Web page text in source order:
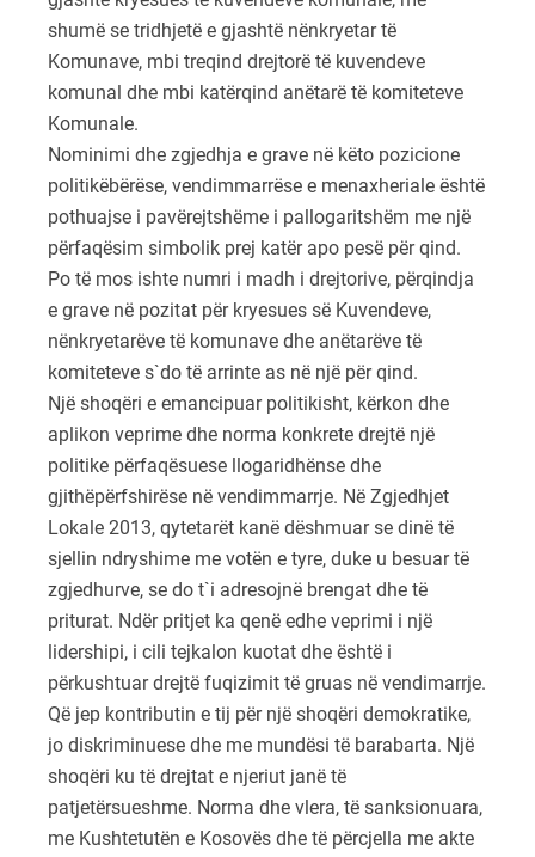
shumë se tridhjetë e gjashtë nënkryetar të
Komunave, mbi treqind drejtorë të kuvendeve
komunal dhe mbi katërqind anëtarë të komiteteve
Komunale.
Nominimi dhe zgjedhja e grave në këto pozicione
politikëbërëse, vendimmarrëse e menaxheriale është
pothuajse i pavërejtshëme i pallogaritshëm me një
përfaqësim simbolik prej katër apo pesë për qind.
Po të mos ishte numri i madh i drejtorive, përqindja
e grave në pozitat për kryesues së Kuvendeve,
nënkryetarëve të komunave dhe anëtarëve të
komiteteve s`do të arrinte as në një për qind.
Një shoqëri e emancipuar politikisht, kërkon dhe
aplikon veprime dhe norma konkrete drejtë një
politike përfaqësuese llogaridhënse dhe
gjithëpërfshirëse në vendimmarrje. Në Zgjedhjet
Lokale 2013, qytetarët kanë dëshmuar se dinë të
sjellin ndryshime me votën e tyre, duke u besuar të
zgjedhurve, se do t`i adresojnë brengat dhe të
priturat. Ndër pritjet ka qenë edhe veprimi i një
lidershipi, i cili tejkalon kuotat dhe është i
përkushtuar drejtë fuqizimit të gruas në vendimarrje.
Që jep kontributin e tij për një shoqëri demokratike,
jo diskriminuese dhe me mundësi të barabarta. Një
shoqëri ku të drejtat e njeriut janë të
patjetërsueshme. Norma dhe vlera, të sanksionuara,
me Kushtetutën e Kosovës dhe të përcjella me akte